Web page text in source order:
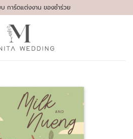
การ์ดแต่งงาน ของชำร่วย